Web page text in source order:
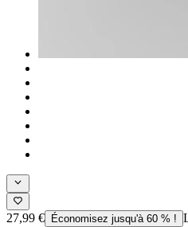
27,99 € Économisez jusqu'à 60 % !